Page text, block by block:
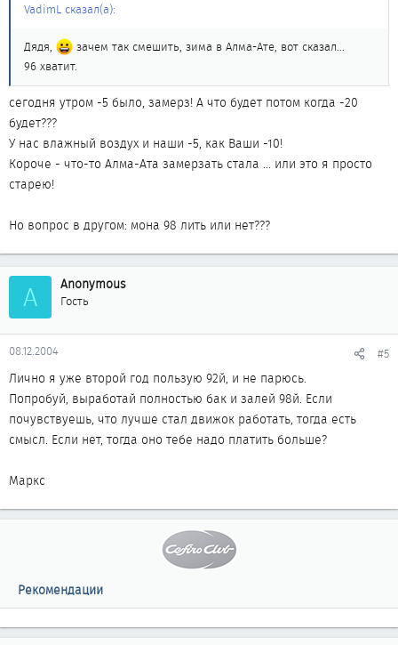
VadimL сказал(а):
Дядя,
зачем так смешить, зима в Алма-Ате, вот сказал...
96 хватит.
сегодня утром -5 было, замерз! А что будет потом когда -20
будет???
У нас влажный воздух и наши -5, как Ваши -10!
Короче - что-то Алма-Ата замерзать стала ... или это я просто
старею!
Но вопрос в другом: мона 98 лить или нет???
A Anonymous
Гость
08.12.2004 #5
Лично я уже второй год пользую 92й, и не парюсь.
Попробуй, выработай полностью бак и залей 98й. Если
почувствуешь, что лучше стал движок работать, тогда есть
смысл. Если нет, тогда оно тебе надо платить больше?
Маркс
Рекомендации